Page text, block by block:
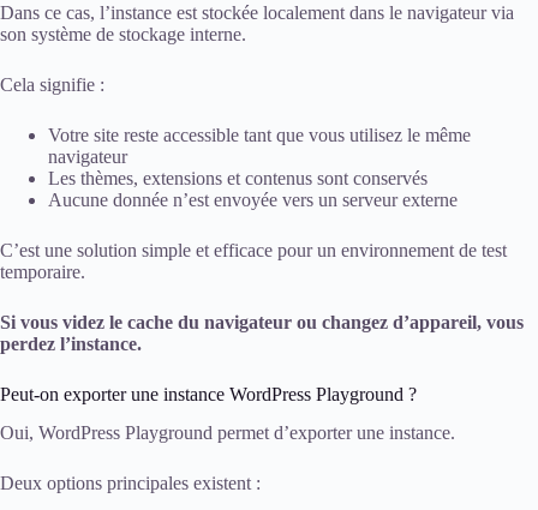
Dans ce cas, l’instance est stockée localement dans le navigateur via
son système de stockage interne.
Cela signifie :
Votre site reste accessible tant que vous utilisez le même
navigateur
Les thèmes, extensions et contenus sont conservés
Aucune donnée n’est envoyée vers un serveur externe
C’est une solution simple et efficace pour un environnement de test
temporaire.
Si vous videz le cache du navigateur ou changez d’appareil, vous
perdez l’instance.
Peut-on exporter une instance WordPress Playground ?
Oui, WordPress Playground permet d’exporter une instance.
Deux options principales existent :